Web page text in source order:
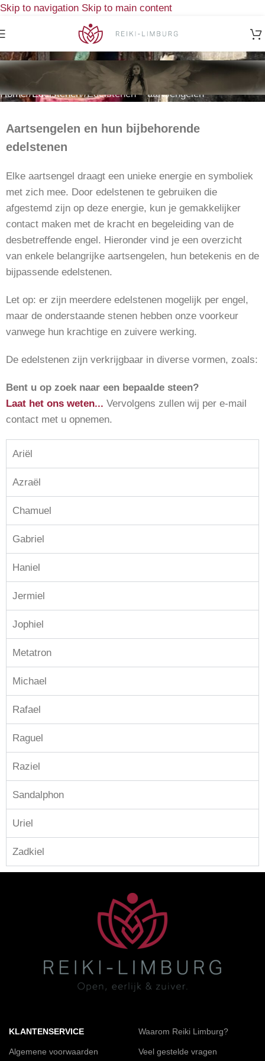
Skip to navigation Skip to main content
Edelstenen – aartsengelen
Home/ Edelstenen/ Edelstenen – aartsengelen
Aartsengelen en hun bijbehorende
edelstenen
Elke aartsengel draagt een unieke energie en symboliek
met zich mee. Door edelstenen te gebruiken die
afgestemd zijn op deze energie, kun je gemakkelijker
contact maken met de kracht en begeleiding van de
desbetreffende engel. Hieronder vind je een overzicht
van enkele belangrijke aartsengelen, hun betekenis en de
bijpassende edelstenen.
Let op: er zijn meerdere edelstenen mogelijk per engel,
maar de onderstaande stenen hebben onze voorkeur
vanwege hun krachtige en zuivere werking.
De edelstenen zijn verkrijgbaar in diverse vormen, zoals:
Bent u op zoek naar een bepaalde steen?
Laat het ons weten... Vervolgens zullen wij per e-mail
contact met u opnemen.
Ariël
Azraël
Chamuel
Gabriel
Haniel
Jermiel
Jophiel
Metatron
Michael
Rafael
Raguel
Raziel
Sandalphon
Uriel
Zadkiel
KLANTENSERVICE
Algemene voorwaarden
Waarom Reiki Limburg?
Veel gestelde vragen